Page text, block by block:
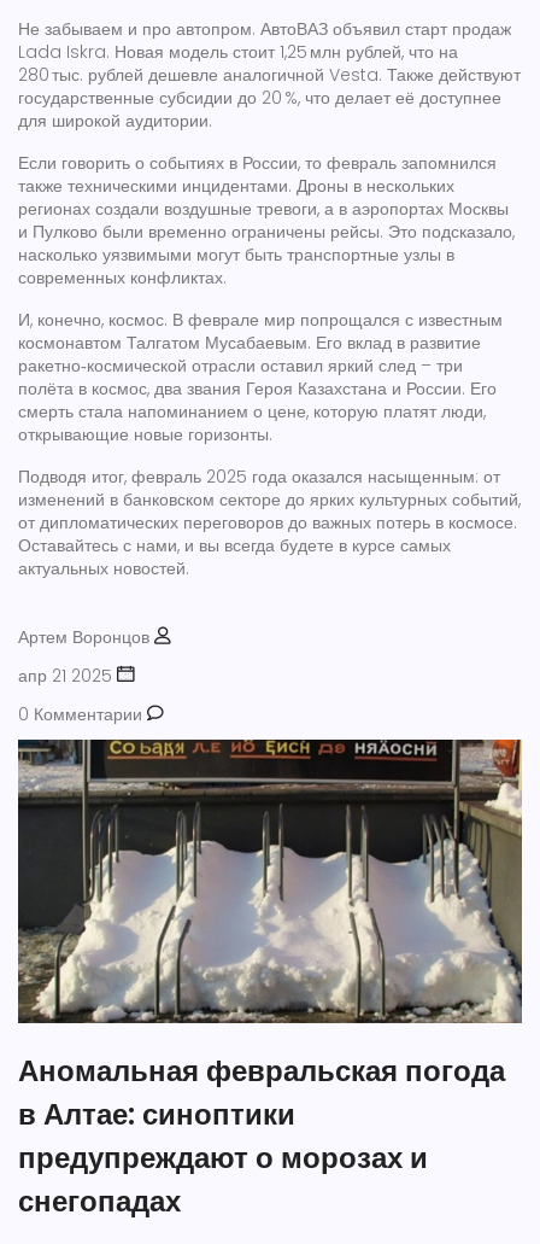
Не забываем и про автопром. АвтоВАЗ объявил старт продаж
Lada Iskra. Новая модель стоит 1,25 млн рублей, что на
280 тыс. рублей дешевле аналогичной Vesta. Также действуют
государственные субсидии до 20 %, что делает её доступнее
для широкой аудитории.
Если говорить о событиях в России, то февраль запомнился
также техническими инцидентами. Дроны в нескольких
регионах создали воздушные тревоги, а в аэропортах Москвы
и Пулково были временно ограничены рейсы. Это подсказало,
насколько уязвимыми могут быть транспортные узлы в
современных конфликтах.
И, конечно, космос. В феврале мир попрощался с известным
космонавтом Талгатом Мусабаевым. Его вклад в развитие
ракетно‑космической отрасли оставил яркий след – три
полёта в космос, два звания Героя Казахстана и России. Его
смерть стала напоминанием о цене, которую платят люди,
открывающие новые горизонты.
Подводя итог, февраль 2025 года оказался насыщенным: от
изменений в банковском секторе до ярких культурных событий,
от дипломатических переговоров до важных потерь в космосе.
Оставайтесь с нами, и вы всегда будете в курсе самых
актуальных новостей.
Артем Воронцов
апр 21 2025
0 Комментарии
Аномальная февральская погода
в Алтае: синоптики
предупреждают о морозах и
снегопадах